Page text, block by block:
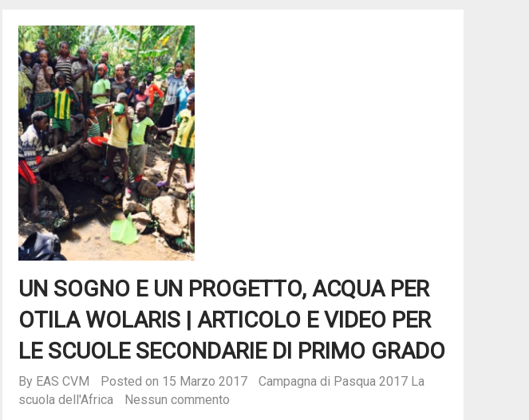
UN SOGNO E UN PROGETTO, ACQUA PER
OTILA WOLARIS | ARTICOLO E VIDEO PER
LE SCUOLE SECONDARIE DI PRIMO GRADO
By EAS CVM Posted on 15 Marzo 2017 Campagna di Pasqua 2017 La
scuola dell'Africa
Nessun commento